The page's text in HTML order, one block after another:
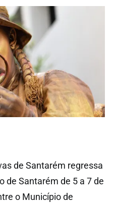
de Santarém regressa
de Santarém de 5 a 7 de
o Município de